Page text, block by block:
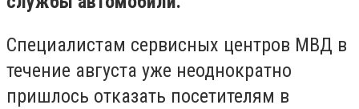
Специалистам сервисных центров МВД в
течение августа уже неоднократно
пришлось отказать посетителям в